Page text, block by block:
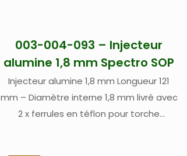
003-004-093 – Injecteur
alumine 1,8 mm Spectro SOP
Injecteur alumine 1,8 mm Longueur 121
mm – Diamètre interne 1,8 mm livré avec
2 x ferrules en téflon pour torche